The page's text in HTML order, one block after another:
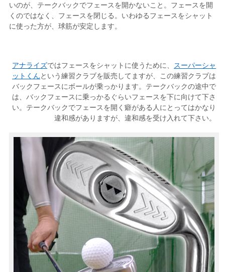
いのが、テークバックでフェースを開かないこと。フェースを開
くのではなく、フェースを閉じる。いわゆるフェースをシャット
に使った方が、球筋が安定します。
アナライズではフェースをシャットに使うために、
スーパーシャ
ットくんという練習クラブを販売してますが、この練習クラブは
バックフェースにボールが乗っかります。テークバックの途中で
は、バックフェースに乗っかるぐらいフェースを下に向けて下さ
い。テークバックでフェースを開く癖がある人にとってはかなり
違和感がありますが、違和感を受け入れて下さい。